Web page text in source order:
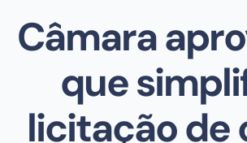
Câmara
que
licitação de